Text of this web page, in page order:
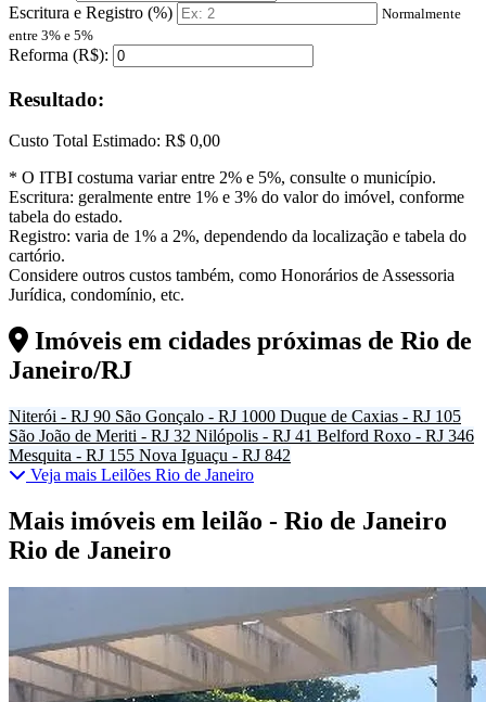
Escritura e Registro (%)
Normalmente
entre 3% e 5%
Reforma (R$):
Resultado:
Custo Total Estimado: R$ 0,00
* O ITBI costuma variar entre 2% e 5%, consulte o município.
Escritura: geralmente entre 1% e 3% do valor do imóvel, conforme
tabela do estado.
Registro: varia de 1% a 2%, dependendo da localização e tabela do
cartório.
Considere outros custos também, como Honorários de Assessoria
Jurídica, condomínio, etc.
Imóveis em cidades próximas de Rio de
Janeiro/RJ
Niterói - RJ 90 São Gonçalo - RJ 1000 Duque de Caxias - RJ 105
São João de Meriti - RJ 32 Nilópolis - RJ 41 Belford Roxo - RJ 346
Mesquita - RJ 155 Nova Iguaçu - RJ 842
Veja mais Leilões Rio de Janeiro
Mais imóveis em leilão - Rio de Janeiro
Rio de Janeiro